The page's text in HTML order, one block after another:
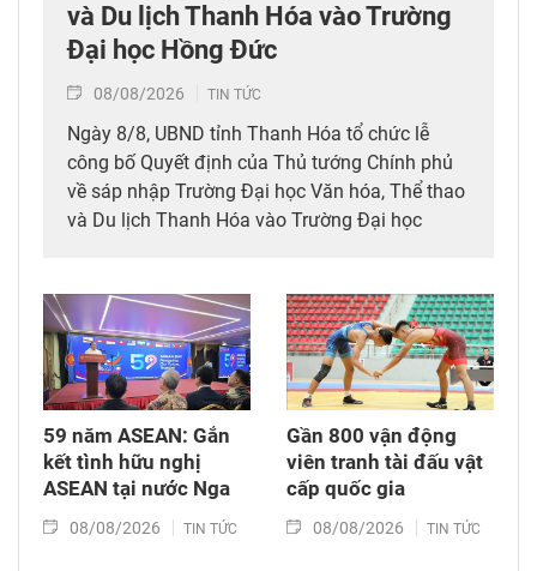
và Du lịch Thanh Hóa vào Trường
Đại học Hồng Đức
08/08/2026 TIN TỨC
Ngày 8/8, UBND tỉnh Thanh Hóa tổ chức lễ
công bố Quyết định của Thủ tướng Chính phủ
về sáp nhập Trường Đại học Văn hóa, Thể thao
và Du lịch Thanh Hóa vào Trường Đại học
59 năm ASEAN: Gắn
kết tình hữu nghị
ASEAN tại nước Nga
08/08/2026 TIN TỨC
Gần 800 vận động
viên tranh tài đấu vật
cấp quốc gia
08/08/2026 TIN TỨC